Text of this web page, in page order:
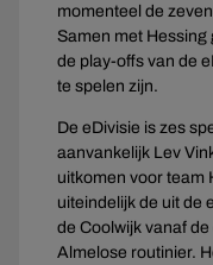
momenteel de
Samen met Hessing
de play-offs van de
te spelen zijn.
De eDivisie is zes
aanvankelijk Lev
uitkomen voor team
uiteindelijk de uit de
de Coolwijk vanaf
Almelose routinier.